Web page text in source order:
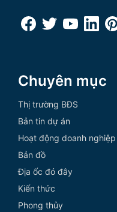
Chuyên mục
Thị trường BĐS
Bản tin dự án
Hoạt động doanh nghiệp
Bản đồ
Địa ốc đó đây
Kiến thức
Phong thủy